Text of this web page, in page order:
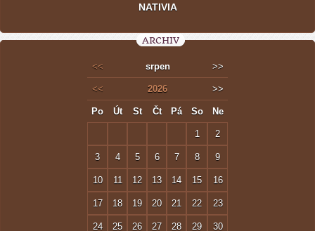
NATIVIA
ARCHIV
<< srpen >>
<< 2026 >>
Po Út St Čt Pá So Ne
1 2
3 4 5 6 7 8 9
10 11 12 13 14 15 16
17 18 19 20 21 22 23
24 25 26 27 28 29 30